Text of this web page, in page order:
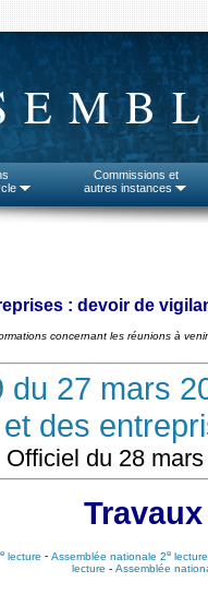
Commissions et
autres instances
: devoir de
concernant les réunions à
du 27 mars
des
Officiel du 28
lecture - Assemblée nationale 2e lecture
lecture - Assemblée